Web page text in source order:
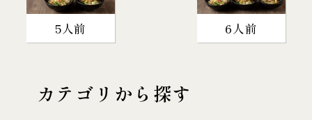
5人前 6人前
カテゴリから探す